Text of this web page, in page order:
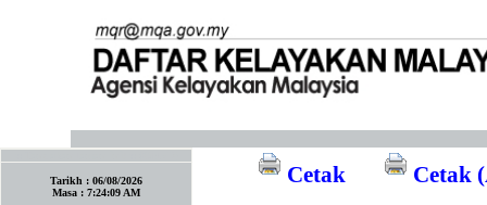
Tarikh : 06/08/2026
Masa : 7:24:09 AM
Cetak
Cetak